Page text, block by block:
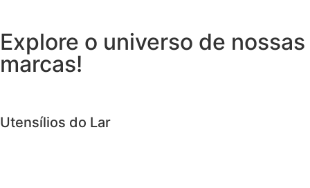
Explore o universo de nossas
marcas!
Utensílios do Lar